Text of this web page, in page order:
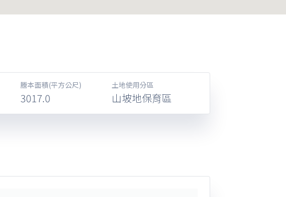
謄本面積(平方公尺)
3017.0
土地使用分區
山坡地保育區